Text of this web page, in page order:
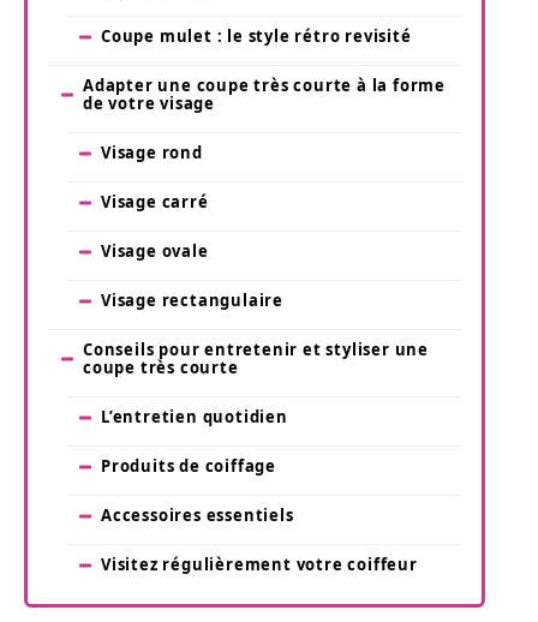
Coupe mulet : le style rétro revisité
Adapter une coupe très courte à la forme
de votre visage
Visage rond
Visage carré
Visage ovale
Visage rectangulaire
Conseils pour entretenir et styliser une
coupe très courte
L’entretien quotidien
Produits de coiffage
Accessoires essentiels
Visitez régulièrement votre coiffeur